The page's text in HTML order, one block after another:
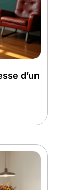
d’un